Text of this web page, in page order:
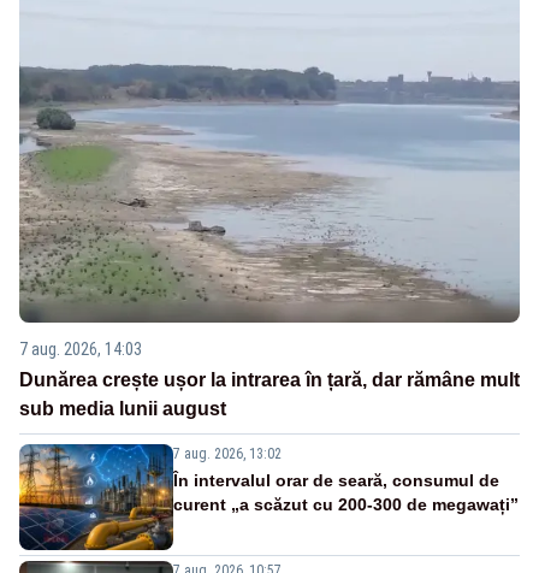
7 aug. 2026, 14:03
Dunărea crește ușor la intrarea în țară, dar rămâne mult
sub media lunii august
7 aug. 2026, 13:02
În intervalul orar de seară, consumul de
curent „a scăzut cu 200-300 de megawați”